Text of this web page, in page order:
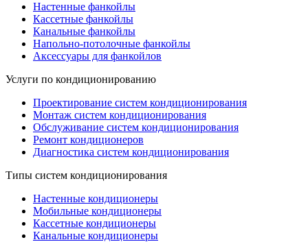
Настенные фанкойлы
Кассетные фанкойлы
Канальные фанкойлы
Напольно-потолочные фанкойлы
Аксессуары для фанкойлов
Услуги по кондиционированию
Проектирование систем кондиционирования
Монтаж систем кондиционирования
Обслуживание систем кондиционирования
Ремонт кондиционеров
Диагностика систем кондиционирования
Типы систем кондиционирования
Настенные кондиционеры
Мобильные кондиционеры
Кассетные кондиционеры
Канальные кондиционеры